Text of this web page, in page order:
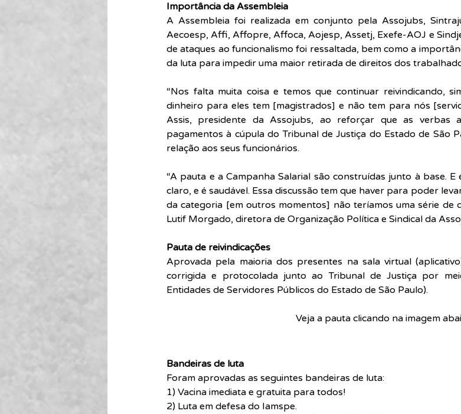
Importância da Assembleia
A Assembleia foi realizada em conjunto pela Assojubs,
Aecoesp, Affi, Affopre, Affoca, Aojesp, Assetj, Exefe-AOJ e
de ataques ao funcionalismo foi ressaltada, bem como a
da luta para impedir uma maior retirada de direitos dos
“Nos falta muita coisa e temos que continuar reivindicando,
dinheiro para eles tem [magistrados] e não tem para nós
Assis, presidente da Assojubs, ao reforçar que as verbas
pagamentos à cúpula do Tribunal de Justiça do Estado de São
relação aos seus funcionários.
“A pauta e a Campanha Salarial são construídas junto à base.
claro, e é saudável. Essa discussão tem que haver para poder
da categoria [em outros momentos] não teríamos uma série de
Lutif Morgado, diretora de Organização Política e Sindical da
Pauta de reivindicações
Aprovada pela maioria dos presentes na sala virtual
corrigida e protocolada junto ao Tribunal de Justiça por
Entidades de Servidores Públicos do Estado de São Paulo).
Veja a pauta clicando na imagem
Bandeiras de luta
Foram aprovadas as seguintes bandeiras de luta:
1) Vacina imediata e gratuita para todos!
2) Luta em defesa do Iamspe.